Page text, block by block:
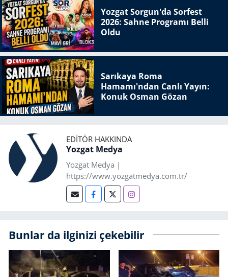
Yozgat Sorgun'da Sorfest
2026: Sahne Programı Belli
Oldu
Sarıkaya Roma
Hamamı'ndan Canlı Yayın:
Konuk Osman Gözan
EDITÖR HAKKINDA
Yozgat Medya
Yozgat Medya |
https://www.yozgatmedya.com.tr/
Bunlar da ilginizi çekebilir